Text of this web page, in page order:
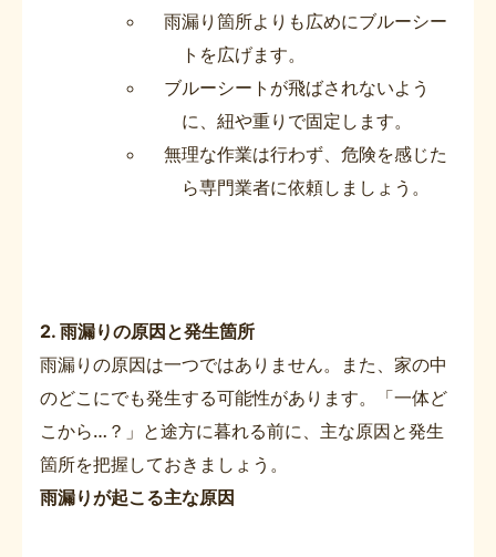
雨漏り箇所よりも広めにブルーシー
トを広げます。
ブルーシートが飛ばされないよう
に、紐や重りで固定します。
無理な作業は行わず、危険を感じた
ら専門業者に依頼しましょう。
2. 雨漏りの原因と発生箇所
雨漏りの原因は一つではありません。また、家の中
のどこにでも発生する可能性があります。「一体ど
こから…？」と途方に暮れる前に、主な原因と発生
箇所を把握しておきましょう。
雨漏りが起こる主な原因